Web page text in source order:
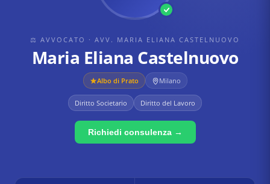
⚖ AVVOCATO · AVV. MARIA ELIANA CASTELNUOVO
Maria Eliana Castelnuovo
Albo di Prato Milano
Diritto Societario Diritto del Lavoro
Richiedi consulenza →